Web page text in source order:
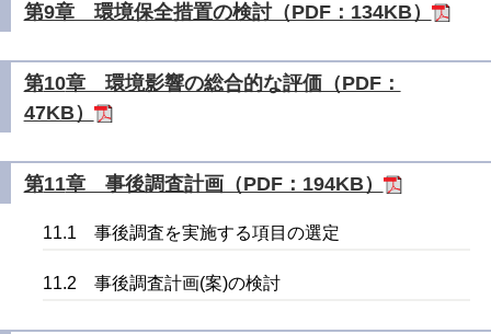
第9章 環境保全措置の検討（PDF：134KB）
第10章 環境影響の総合的な評価（PDF：
47KB）
第11章 事後調査計画（PDF：194KB）
11.1 事後調査を実施する項目の選定
11.2 事後調査計画(案)の検討